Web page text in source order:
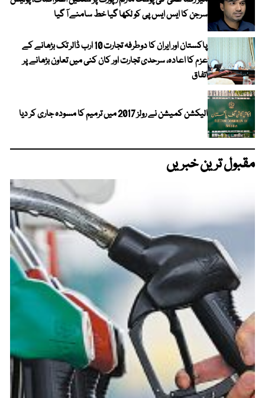
سرجن کا ایس ایس پی کو لکھا گیا خط سامنے آ گیا
پاکستان اور ایران کا دوطرفہ تجارت 10 ارب ڈالر تک بڑھانے کے
عزم کا اعادہ، سرحدی تجارت اور کان کنی میں تعاون بڑھانے پر
اتفاق
الیکشن کمیشن نے رولز 2017 میں ترمیم کا مسودہ جاری کر دیا
مقبول ترین خبریں